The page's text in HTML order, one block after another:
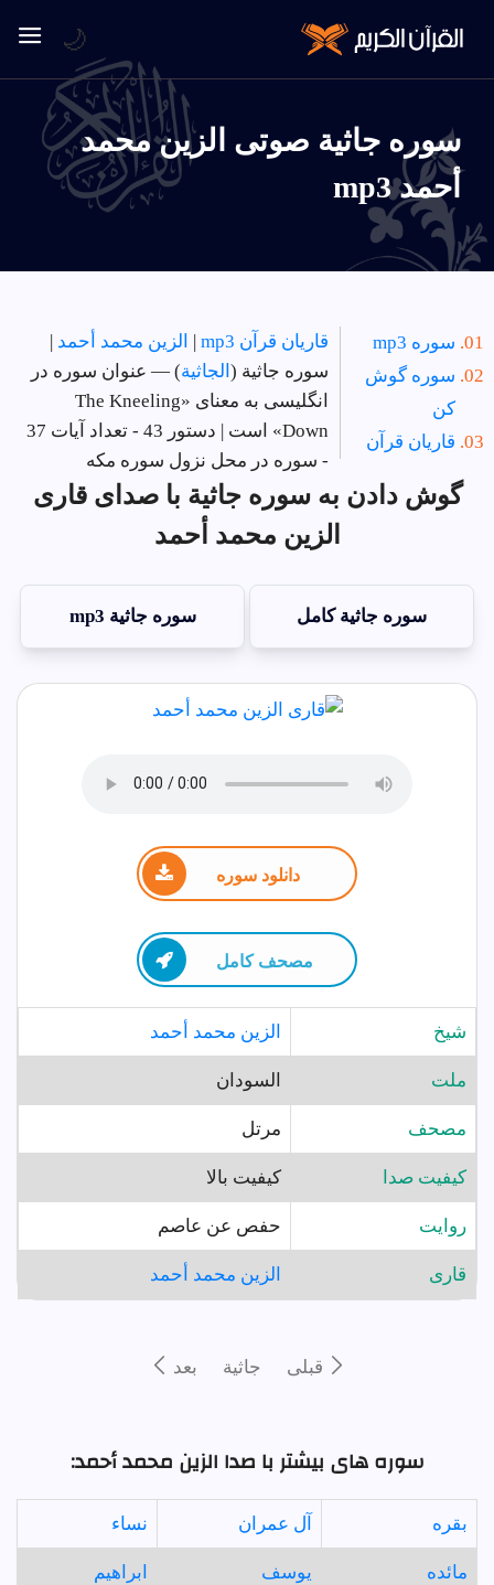
سوره جاثية صوتی الزين محمد
أحمد mp3
سوره mp3
سوره گوش
کن
قاریان قرآن
قاریان قرآن mp3 | الزين محمد أحمد |
سوره جاثية ( الجاثية) — عنوان سوره در
انگلیسی به معنای «The Kneeling
Down» است | دستور 43 - تعداد آیات 37
- سوره در محل نزول سوره مکه
گوش دادن به سوره جاثية با صدای قاری
الزين محمد أحمد
سوره جاثية کامل سوره جاثية mp3
دانلود سوره
مصحف كامل
شيخ الزين محمد أحمد
ملت السودان
مصحف مرتل
کیفیت صدا کیفیت بالا
روايت حفص عن عاصم
قارى الزين محمد أحمد
قبلى جاثية بعد
سوره های بیشتر با صدا الزين محمد أحمد:
بقره آل عمران نساء
مائده يوسف ابراهيم
🌙